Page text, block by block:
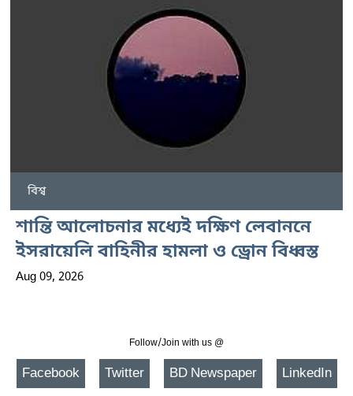
বিশ্ব
শান্তি আলোচনার মধ্যেই দক্ষিণ লেবাননে
ইসরায়েলি বাহিনীর হামলা ও ড্রোন বিধ্বস্ত
Aug 09, 2026
Follow/Join with us @
Facebook Twitter BD Newspaper LinkedIn